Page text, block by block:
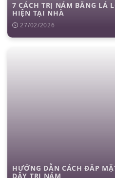
7 CÁCH TRỊ NÁM BẰNG LÁ
HIỆN TẠI NHÀ
27/02/2026
HƯỚNG DẪN CÁCH ĐẮP
DÂY TRỊ NÁM